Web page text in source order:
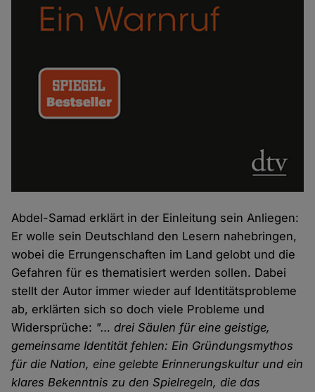
Abdel-Samad erklärt in der Einleitung sein Anliegen:
Er wolle sein Deutschland den Lesern nahebringen,
wobei die Errungenschaften im Land gelobt und die
Gefahren für es thematisiert werden sollen. Dabei
stellt der Autor immer wieder auf Identitätsprobleme
ab, erklärten sich so doch viele Probleme und
Widersprüche: "… drei Säulen für eine geistige,
gemeinsame Identität fehlen: Ein Gründungsmythos
für die Nation, eine gelebte Erinnerungskultur und ein
klares Bekenntnis zu den Spielregeln, die das